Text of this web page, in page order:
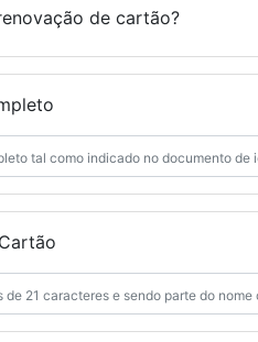
de cartão?